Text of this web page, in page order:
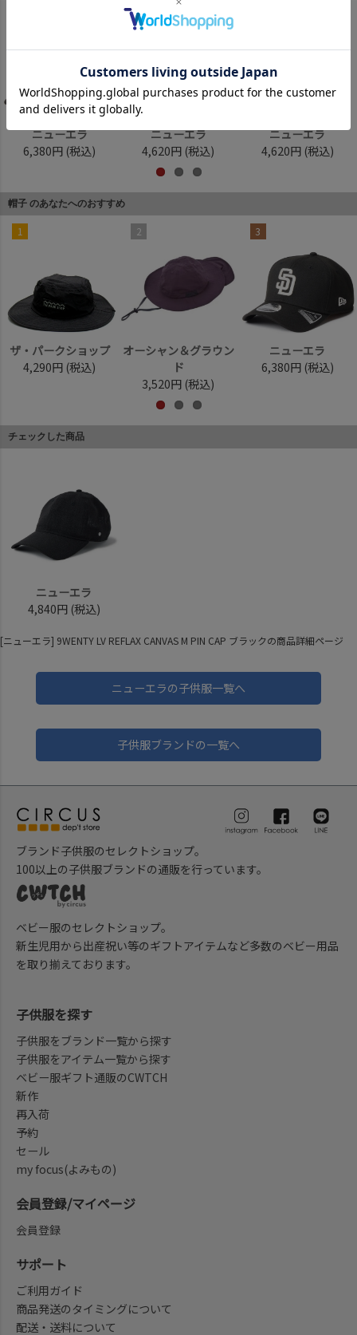
ニューエラ
6,380円 (税込)
2
ニューエラ
4,620円 (税込)
ニューエラ
4,620円 (税込)
帽子 のあなたへのおすすめ
1
ザ・パークショップ
4,290円 (税込)
2
オーシャン＆グラウン
ド
3,520円 (税込)
3
ニューエラ
6,380円 (税込)
チェックした商品
ニューエラ
4,840円 (税込)
[ニューエラ] 9WENTY LV REFLAX CANVAS M PIN CAP ブラックの商品詳細ページ
ニューエラの子供服一覧へ
子供服ブランドの一覧へ
ブランド子供服のセレクトショップ。
100以上の子供服ブランドの通販を行っています。
ベビー服のセレクトショップ。
新生児用から出産祝い等のギフトアイテムなど多数のベビー用品
を取り揃えております。
子供服を探す
子供服をブランド一覧から探す
子供服をアイテム一覧から探す
ベビー服ギフト通販のCWTCH
新作
再入荷
予約
セール
my focus(よみもの)
会員登録/マイページ
会員登録
サポート
ご利用ガイド
商品発送のタイミングについて
配送・送料について